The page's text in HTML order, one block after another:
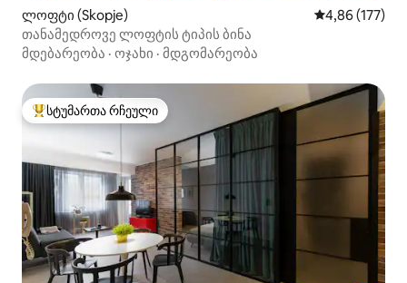
ლოფტი (Skopje) საშუალო
4,86 (177)
თანამედროვე ლოფტის ტიპის ბინა
მდებარეობა · ოჯახი · მდგომარეობა
სტუმართა რჩეული მოწინავე ვარიანტი
სტუმართა რჩეული